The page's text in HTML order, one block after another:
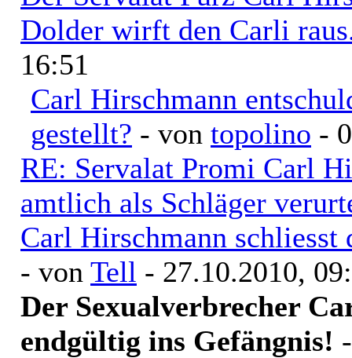
Dolder wirft den Carli
16:51
Carl Hirschmann
gestellt? - von topolino -
RE: Servalat Promi Carl
amtlich als Schläger
Carl Hirschmann
- von Tell - 27.10.2010,
Der Sexualverbrecher
endgültig ins Gefängnis!